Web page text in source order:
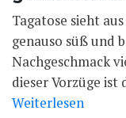
Tagatose sieht
genauso süß und
Nachgeschmack
dieser Vorzüge
Weiterlesen